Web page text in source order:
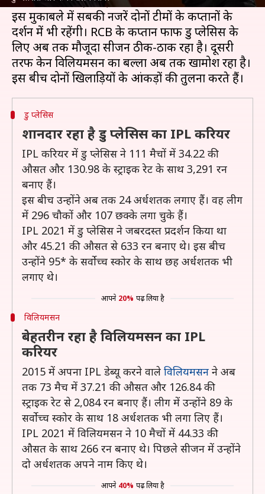
इस मुकाबले में सबकी नजरें दोनों टीमों के कप्तानों के
प्रदर्शन में भी रहेंगी। RCB के कप्तान फाफ डु प्लेसिस के
लिए अब तक मौजूदा सीजन ठीक-ठाक रहा है। दूसरी
तरफ केन विलियमसन का बल्ला अब तक खामोश रहा है।
डु प्लेसिस
शानदार रहा है डु प्लेसिस का IPL करियर
IPL करियर में डु प्लेसिस ने 111 मैचों में 34.22 की
औसत और 130.98 के स्ट्राइक रेट के साथ 3,291 रन
बनाए हैं।
इस बीच उन्होंने अब तक 24 अर्धशतक लगाए हैं। वह लीग
में 296 चौकों और 107 छक्के लगा चुके हैं।
IPL 2021 में डु प्लेसिस ने जबरदस्त प्रदर्शन किया था
और 45.21 की औसत से 633 रन बनाए थे। इस बीच
उन्होंने 95* के सर्वोच्च स्कोर के साथ छह अर्धशतक भी
लगाए थे।
आपने 20% पढ़ लिया है
विलियमसन
बेहतरीन रहा है विलियमसन का IPL
करियर
2015 में अपना IPL डेब्यू करने वाले विलियमसन ने अब
तक 73 मैच में 37.21 की औसत और 126.84 की
स्ट्राइक रेट से 2,084 रन बनाए हैं। लीग में उन्होंने 89 के
सर्वोच्च स्कोर के साथ 18 अर्धशतक भी लगा लिए हैं।
IPL 2021 में विलियमसन ने 10 मैचों में 44.33 की
औसत के साथ 266 रन बनाए थे। पिछले सीजन में उन्होंने
दो अर्धशतक अपने नाम किए थे।
आपने 40% पढ़ लिया है